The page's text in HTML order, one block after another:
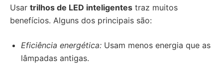
Usar trilhos de LED inteligentes traz muitos
benefícios. Alguns dos principais são:
Eficiência energética: Usam menos energia que as
lâmpadas antigas.